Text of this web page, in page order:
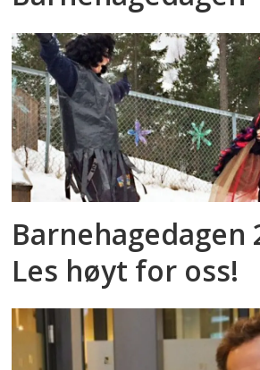
Barnehagedagen
Les høyt for oss!